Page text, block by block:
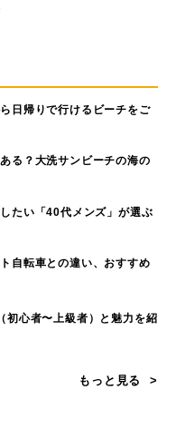
日帰りで行けるビーチをご
る？大洗サンビーチの海の
たい「40代メンズ」が選ぶ
自転車との違い、おすすめ
初心者〜上級者）と魅力を紹
もっと見る